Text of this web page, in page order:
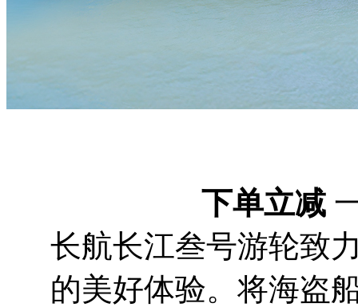
下单立减
长航长江叁号游轮致
的美好体验。将海盗